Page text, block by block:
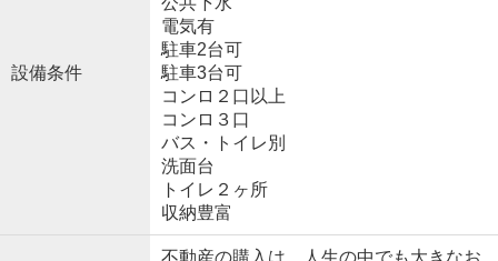
設備条件
電気有
駐車2台可
駐車3台可
コンロ２口以上
コンロ３口
バス・トイレ別
洗面台
トイレ２ヶ所
収納豊富
不動産の購入は、人生の中でも大きなお